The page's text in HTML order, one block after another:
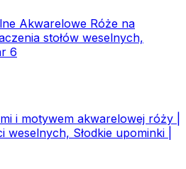
Akwarelowe Róże na
stołów weselnych,
6
i motywem akwarelowej róży |
Słodkie upominki |